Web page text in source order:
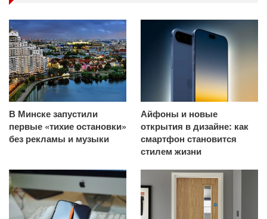
В Минске запустили
первые «тихие остановки»
без рекламы и музыки
Айфоны и новые
открытия в дизайне: как
смартфон становится
стилем жизни